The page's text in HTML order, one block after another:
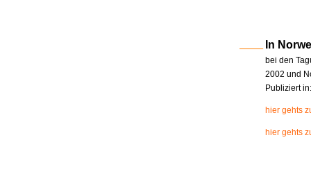
In
bei den
2002 und
Publiziert
hier gehts
hier gehts